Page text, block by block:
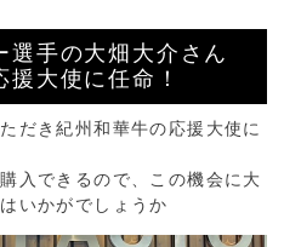
選手の大畑大介さん
大使に任命！
だき紀州和華牛の応援大使に
入できるので、この機会に大
いかがでしょうか